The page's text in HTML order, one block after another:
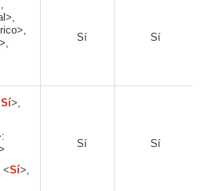
Sí Sí
Sí>,
<Sí>,
Sí Sí